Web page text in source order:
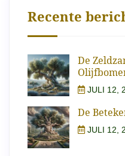
Recente
De
JULI 12,
De
JULI 12,